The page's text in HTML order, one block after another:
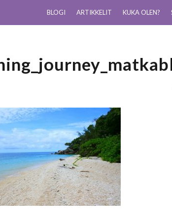
BLOGI ARTIKKELIT KUKA OLEN?